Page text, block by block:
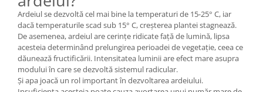
Ardeiul se dezvoltă cel mai bine la temperaturi de 15-25° C, iar
dacă temperaturile scad sub 15° C, creșterea plantei stagnează.
De asemenea, ardeiul are cerințe ridicate față de lumină, lipsa
acesteia determinând prelungirea perioadei de vegetație, ceea ce
dăunează fructificării. Intensitatea luminii are efect mare asupra
modului în care se dezvoltă sistemul radicular.
Și apa joacă un rol important în dezvoltarea ardeiului.